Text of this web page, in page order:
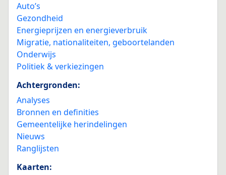
Auto’s
Gezondheid
Energieprijzen en energieverbruik
Migratie, nationaliteiten, geboortelanden
Onderwijs
Politiek & verkiezingen
Achtergronden:
Analyses
Bronnen en definities
Gemeentelijke herindelingen
Nieuws
Ranglijsten
Kaarten: